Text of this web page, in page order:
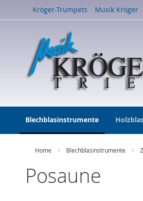
Direkt
zum
Kröger-Trumpets Musik Kröger
Blechblasinstrumente
Home Blechblasinstrumente
Posaune